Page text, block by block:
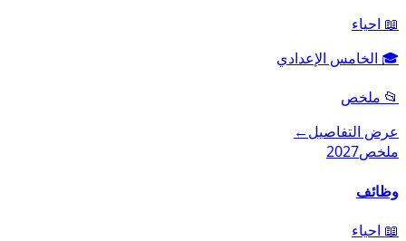
📖 احياء
🎓 الخامس الإعدادي
📂 ملخص
عرض التفاصيل←
ملخص2027
وظائف
📖 احياء